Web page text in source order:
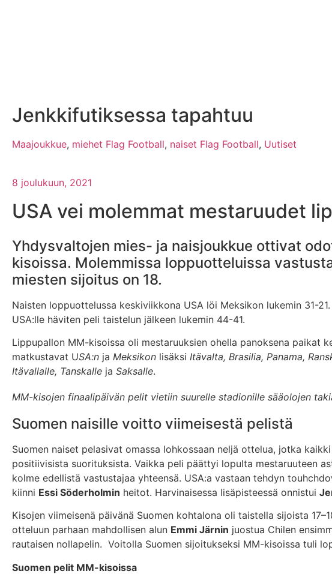
Jenkkifutiksessa tapahtuu
Maajoukkue, miehet Flag Football, naiset Flag Football, Uutiset
8 joulukuun, 2021
USA vei molemmat mestaruudet
Yhdysvaltojen mies- ja naisjoukkue ottivat
kisoissa. Molemmissa loppuotteluissa
miesten sijoitus on 18.
Naisten loppuottelussa keskiviikkona USA löi Meksikon lukemin 31-
USA:lle häviten peli taistelun jälkeen lukemin 44-41.
Lippupallon MM-kisoissa oli mestaruuksien ohella panoksena paikat
matkustavat USA:n ja Meksikon lisäksi Itävalta, Brasilia, Panama,
Itävallalle, Tanskalle ja Saksalle.
MM-kisojen finaalipäivän pelit vietiin suurelle stadionille sääolojen
Suomen naisille voitto viimeisestä pelistä
Suomen naiset pelasivat omassa lohkossaan neljä ottelua, jotka
positiivisista suorituksista. Vaikka peli päättyi lopulta mestaruuteen
kolme edellistä vastustajaa yhteensä. USA:a vastaan tehdyn
kiinni Essi Söderholmin heitot. Harvinaisessa lisäpisteessä onnistui
Kisojen viimeisenä päivänä Suomen kohtalona oli taistella sijoista
otteluun parhaan mahdollisen alun Emmi Järnin juostua Chilen
rautaisen nollapelin. Voitolla Suomen sijoitukseksi MM-kisoissa tuli
Suomen pelit MM-kisoissa